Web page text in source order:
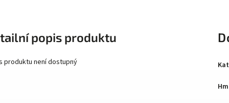
popis produktu
produktu není dostupný